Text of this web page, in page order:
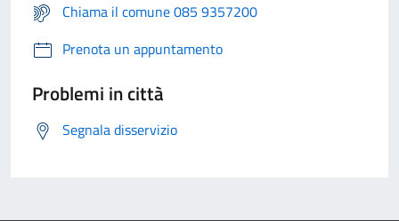
Chiama il comune 085 9357200
Prenota un appuntamento
Problemi in città
Segnala disservizio